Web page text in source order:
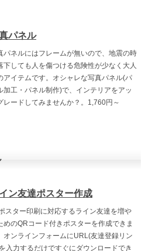
パネル
パネルにはフレームが無いので、地震の時
下しても人を傷つける危険性が少なく大人
アイテムです。オシャレな写真パネル(パ
加工・パネル制作)で、インテリアをアッ
レードしてみませんか？。1,760円～
ン友達ポスター作成
スター印刷に対応するライン友達を増や
めのQRコード付きポスターを作成できま
オンラインフォームにURL(友達登録リン
入力するだけですぐにダウンロードでき